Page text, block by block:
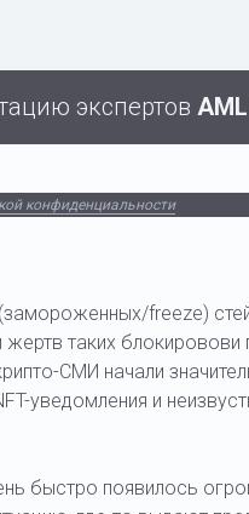
конфиденциальности
экспертов
freeze)
таких блокировови
СМИ начали
уведомления и
быстро появилось